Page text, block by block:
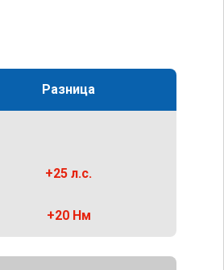
Разница
+25 л.с.
+20 Нм